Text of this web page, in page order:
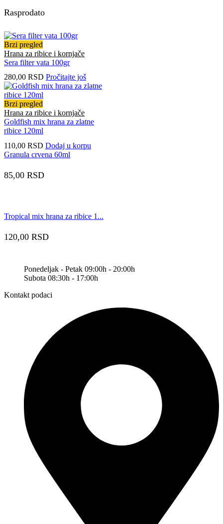
Rasprodato
Brzi pregled
Hrana za ribice i kornjače
Sera filter vata 100gr
280,00 RSD Pročitajte još
Brzi pregled
Hrana za ribice i kornjače
Goldfish mix hrana za zlatne
ribice 120ml
110,00 RSD Dodaj u korpu
Granula crvena 60ml
85,00 RSD
Tropical mix hrana za ribice 1...
120,00 RSD
Ponedeljak - Petak 09:00h - 20:00h
Subota 08:30h - 17:00h
Kontakt podaci